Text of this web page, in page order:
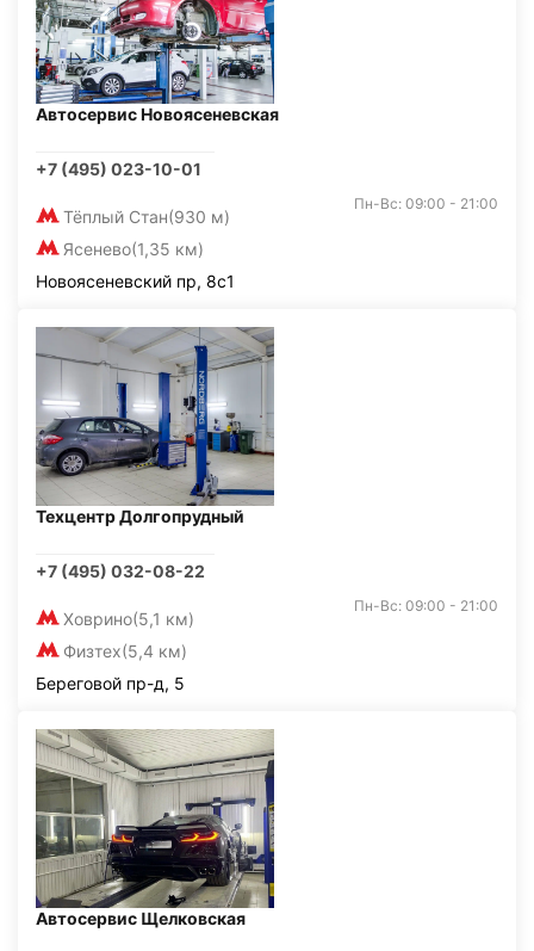
Автосервис Новоясеневская
+7 (495) 023-10-01
Тёплый Стан(930 м)
Ясенево(1,35 км)
Пн-Вс: 09:00 - 21:00
Новоясеневский пр, 8с1
Техцентр Долгопрудный
+7 (495) 032-08-22
Ховрино(5,1 км)
Физтех(5,4 км)
Пн-Вс: 09:00 - 21:00
Береговой пр-д, 5
Автосервис Щелковская